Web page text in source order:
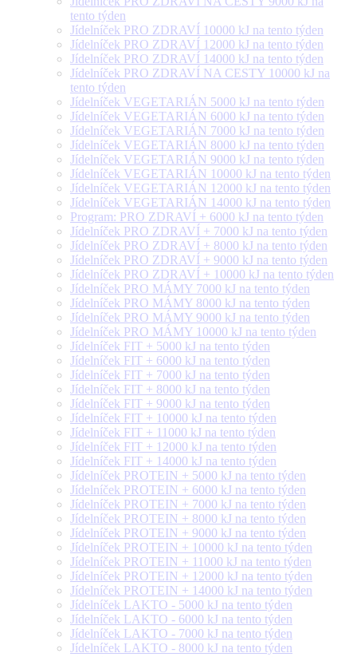
tento týden
Jídelníček PRO ZDRAVÍ 10000 kJ na tento týden
Jídelníček PRO ZDRAVÍ 12000 kJ na tento týden
Jídelníček PRO ZDRAVÍ 14000 kJ na tento týden
Jídelníček PRO ZDRAVÍ NA CESTY 10000 kJ na
tento týden
Jídelníček VEGETARIÁN 5000 kJ na tento týden
Jídelníček VEGETARIÁN 6000 kJ na tento týden
Jídelníček VEGETARIÁN 7000 kJ na tento týden
Jídelníček VEGETARIÁN 8000 kJ na tento týden
Jídelníček VEGETARIÁN 9000 kJ na tento týden
Jídelníček VEGETARIÁN 10000 kJ na tento týden
Jídelníček VEGETARIÁN 12000 kJ na tento týden
Jídelníček VEGETARIÁN 14000 kJ na tento týden
Program: PRO ZDRAVÍ + 6000 kJ na tento týden
Jídelníček PRO ZDRAVÍ + 7000 kJ na tento týden
Jídelníček PRO ZDRAVÍ + 8000 kJ na tento týden
Jídelníček PRO ZDRAVÍ + 9000 kJ na tento týden
Jídelníček PRO ZDRAVÍ + 10000 kJ na tento týden
Jídelníček PRO MÁMY 7000 kJ na tento týden
Jídelníček PRO MÁMY 8000 kJ na tento týden
Jídelníček PRO MÁMY 9000 kJ na tento týden
Jídelníček PRO MÁMY 10000 kJ na tento týden
Jídelníček FIT + 5000 kJ na tento týden
Jídelníček FIT + 6000 kJ na tento týden
Jídelníček FIT + 7000 kJ na tento týden
Jídelníček FIT + 8000 kJ na tento týden
Jídelníček FIT + 9000 kJ na tento týden
Jídelníček FIT + 10000 kJ na tento týden
Jídelníček FIT + 11000 kJ na tento týden
Jídelníček FIT + 12000 kJ na tento týden
Jídelníček FIT + 14000 kJ na tento týden
Jídelníček PROTEIN + 5000 kJ na tento týden
Jídelníček PROTEIN + 6000 kJ na tento týden
Jídelníček PROTEIN + 7000 kJ na tento týden
Jídelníček PROTEIN + 8000 kJ na tento týden
Jídelníček PROTEIN + 9000 kJ na tento týden
Jídelníček PROTEIN + 10000 kJ na tento týden
Jídelníček PROTEIN + 11000 kJ na tento týden
Jídelníček PROTEIN + 12000 kJ na tento týden
Jídelníček PROTEIN + 14000 kJ na tento týden
Jídelníček LAKTO - 5000 kJ na tento týden
Jídelníček LAKTO - 6000 kJ na tento týden
Jídelníček LAKTO - 7000 kJ na tento týden
Jídelníček LAKTO - 8000 kJ na tento týden